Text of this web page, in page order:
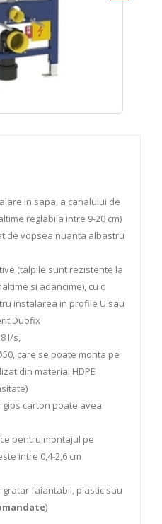
in sapa, a canalului de
reglabila intre 9-20 cm)
de vopsea nuanta albastru
(talpile sunt rezistente la
si adancime), cu o
instalarea in profile U sau
Duofix
l/s,
care se poate monta pe
din material HDPE
carton poate avea
pentru montajul pe
intre 0,4-2,6 cm
faiantabil, plastic sau
)